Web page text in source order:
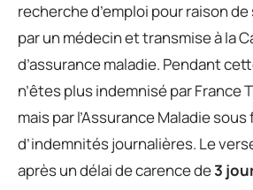
recherche d’emploi pour raison
par un médecin et transmise à la
d’assurance maladie. Pendant
n’êtes plus indemnisé par France
mais par l’Assurance Maladie
d’indemnités journalières. Le
après un délai de carence de3